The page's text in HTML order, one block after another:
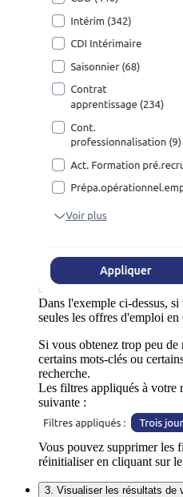
Dans l'exemple ci-dessus,
seules les offres d'emploi
Si vous obtenez trop peu
certains mots-clés ou
recherche.
Les filtres appliqués à votre
suivante :
Vous pouvez supprimer les
réinitialiser en cliquant sur
3. Visualiser les résultats de